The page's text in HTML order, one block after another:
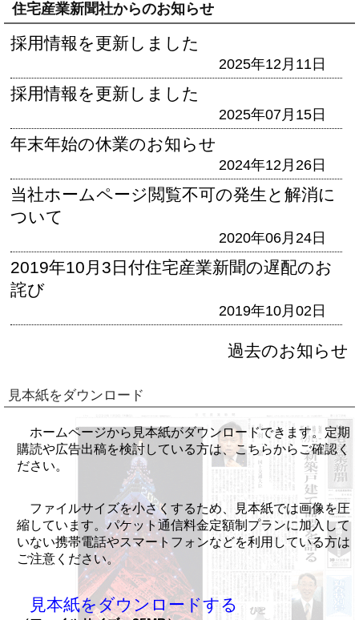
住宅産業新聞社からのお知らせ
採用情報を更新しました
2025年12月11日
採用情報を更新しました
2025年07月15日
年末年始の休業のお知らせ
2024年12月26日
当社ホームページ閲覧不可の発生と解消に
ついて
2020年06月24日
2019年10月3日付住宅産業新聞の遅配のお
詫び
2019年10月02日
過去のお知らせ
見本紙をダウンロード
ホームページから見本紙がダウンロードできます。定期
購読や広告出稿を検討している方は、こちらからご確認く
ださい。
ファイルサイズを小さくするため、見本紙では画像を圧
縮しています。パケット通信料金定額制プランに加入して
いない携帯電話やスマートフォンなどを利用している方は
ご注意ください。
見本紙をダウンロードする